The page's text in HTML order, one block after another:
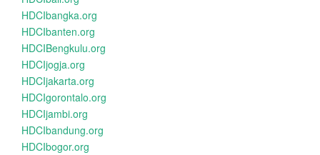
HDCIbangka.org
HDCIbanten.org
HDCIBengkulu.org
HDCIjogja.org
HDCIjakarta.org
HDCIgorontalo.org
HDCIjambi.org
HDCIbandung.org
HDCIbogor.org